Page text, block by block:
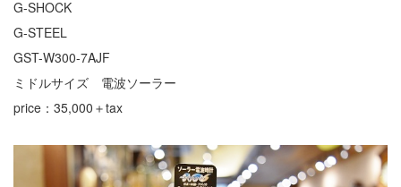
G-SHOCK
G-STEEL
GST-W300-7AJF
ミドルサイズ 電波ソーラー
price：35,000＋tax